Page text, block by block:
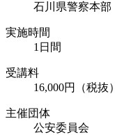
石川県警察本部
実施時間
1日間
受講料
16,000円（税抜）
主催団体
公安委員会